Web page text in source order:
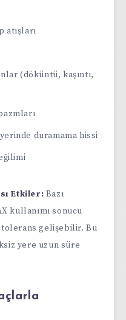
atışları
(döküntü, kaşıntı,
duramama hissi
Etkiler: Bazı
kullanımı sonucu
tolerans gelişebilir. Bu
yere uzun süre